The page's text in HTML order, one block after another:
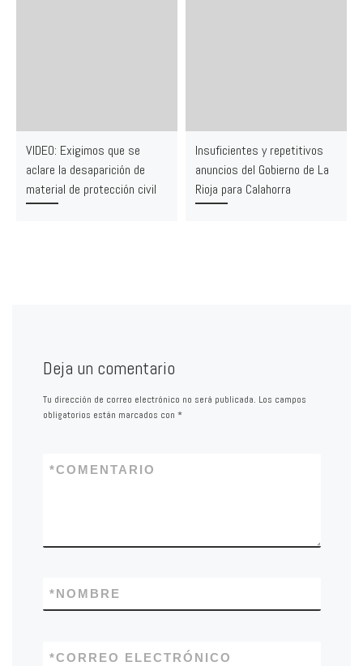
VIDEO: Exigimos que se
aclare la desaparición de
material de protección civil
Insuficientes y repetitivos
anuncios del Gobierno de La
Rioja para Calahorra
Deja un comentario
Tu dirección de correo electrónico no será publicada. Los campos
obligatorios están marcados con *
COMENTARIO
*
NOMBRE
*
CORREO ELECTRÓNICO
*